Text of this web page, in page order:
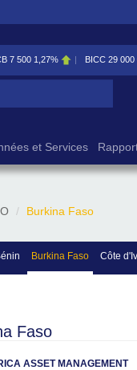
7 500 1,27% BICC 29 000
et Services
Burkina Faso
Burkina Faso Côte
Faso
ASSET MANAGEMENT